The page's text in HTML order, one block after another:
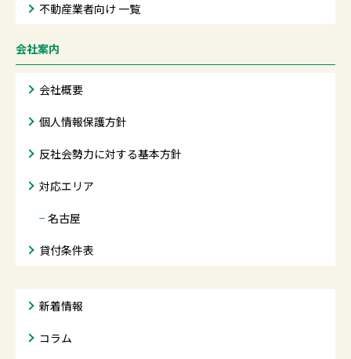
不動産業者向け 一覧
会社案内
会社概要
個人情報保護方針
反社会勢力に対する基本方針
対応エリア
− 名古屋
貸付条件表
新着情報
コラム